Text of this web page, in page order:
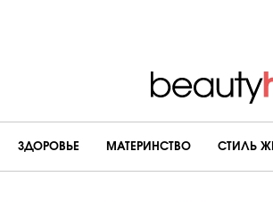
ЗДОРОВЬЕ МАТЕРИНСТВО CТИЛЬ